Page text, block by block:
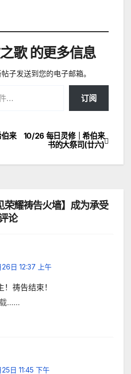
歌 的更多信息
子发送到您的电子邮箱。
订阅
10/26 每日灵修｜希伯来
书的大祭司(廿六)
来
荣耀祷告火墙】成为承受
论
日 12:37 上午
！祷告结束！
……
日 11:45 下午